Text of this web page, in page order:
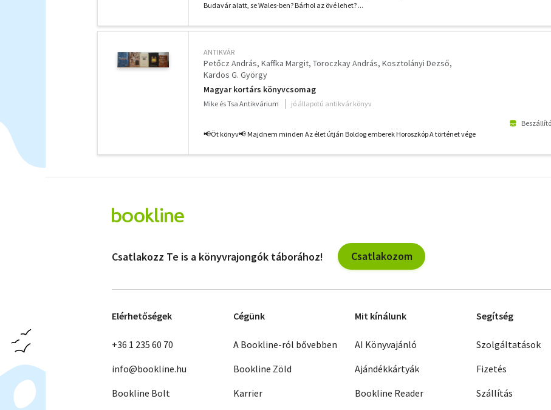
Budavár alatt, se Wales-ben? Bárhol az övé lehet? ...
ANTIKVÁR
Petőcz András Kaffka Margit Toroczkay András Kosztolányi Dezső
Kardos G. György
Magyar kortárs könyvcsomag
Mike és Tsa Antikvárium jó állapotú antikvár könyv
📢Öt könyv📢 Majdnem minden Az élet útján Boldog emberek Horoszkóp A történet vége
szűrők
Csatlakozz Te is a könyvrajongók táborához! Csatlakozom
Elérhetőségek
+36 1 235 60 70
info@bookline.hu
Bookline Bolt
Cégünk
A Bookline-ról bővebben
Bookline Zöld
Karrier
Mit kínálunk
AI Könyvajánló
Ajándékkártyák
Bookline Reader
Segítség
Szolgáltatások
Fizetés
Szállítás